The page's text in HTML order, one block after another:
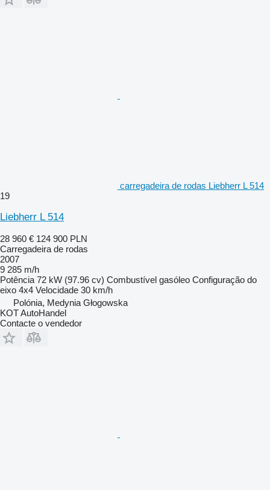
carregadeira de rodas Liebherr L 514
19
Liebherr L 514
28 960 € 124 900 PLN
Carregadeira de rodas
2007
9 285 m/h
Potência 72 kW (97.96 cv) Combustível gasóleo Configuração do
eixo 4x4 Velocidade 30 km/h
Polónia, Medynia Głogowska
KOT AutoHandel
Contacte o vendedor